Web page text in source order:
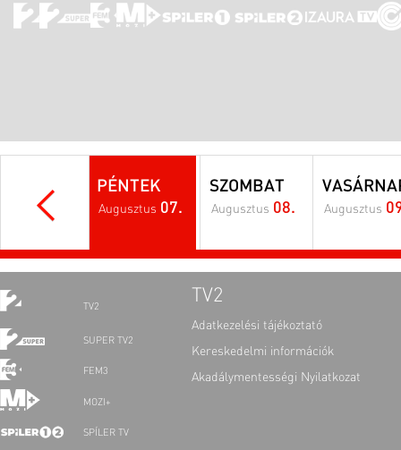
PÉNTEK
Augusztus 07.
SZOMBAT
Augusztus 08. Augusztus
TV2
SUPER TV2
FEM3
MOZI+
SPÍLER TV
TV2
Adatkezelési tájékoztató
Kereskedelmi információk
Akadálymentességi Nyilatkozat